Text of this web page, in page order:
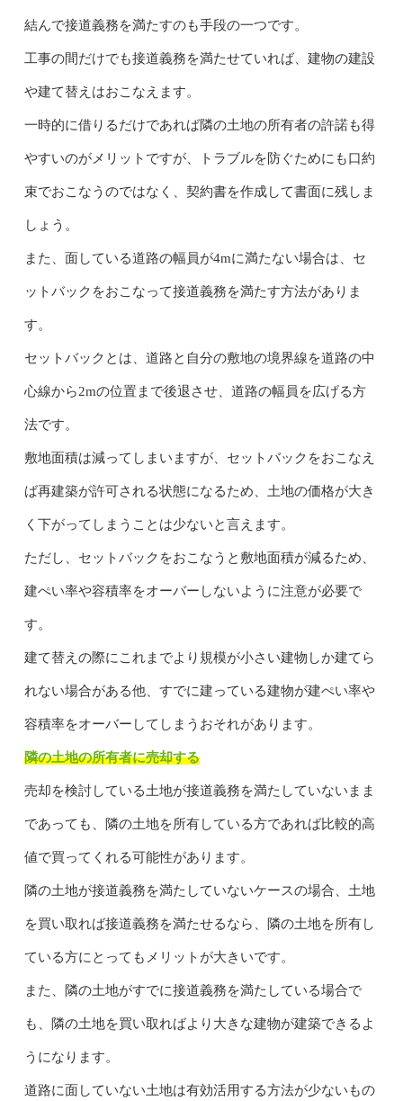
結んで接道義務を満たすのも手段の一つです。
工事の間だけでも接道義務を満たせていれば、建物の建設
や建て替えはおこなえます。
一時的に借りるだけであれば隣の土地の所有者の許諾も得
やすいのがメリットですが、トラブルを防ぐためにも口約
束でおこなうのではなく、契約書を作成して書面に残しま
しょう。
また、面している道路の幅員が4mに満たない場合は、セ
ットバックをおこなって接道義務を満たす方法がありま
す。
セットバックとは、道路と自分の敷地の境界線を道路の中
心線から2mの位置まで後退させ、道路の幅員を広げる方
法です。
敷地面積は減ってしまいますが、セットバックをおこなえ
ば再建築が許可される状態になるため、土地の価格が大き
く下がってしまうことは少ないと言えます。
ただし、セットバックをおこなうと敷地面積が減るため、
建ぺい率や容積率をオーバーしないように注意が必要で
す。
建て替えの際にこれまでより規模が小さい建物しか建てら
れない場合がある他、すでに建っている建物が建ぺい率や
容積率をオーバーしてしまうおそれがあります。
隣の土地の所有者に売却する
売却を検討している土地が接道義務を満たしていないまま
であっても、隣の土地を所有している方であれば比較的高
値で買ってくれる可能性があります。
隣の土地が接道義務を満たしていないケースの場合、土地
を買い取れば接道義務を満たせるなら、隣の土地を所有し
ている方にとってもメリットが大きいです。
また、隣の土地がすでに接道義務を満たしている場合で
も、隣の土地を買い取ればより大きな建物が建築できるよ
うになります。
道路に面していない土地は有効活用する方法が少ないもの